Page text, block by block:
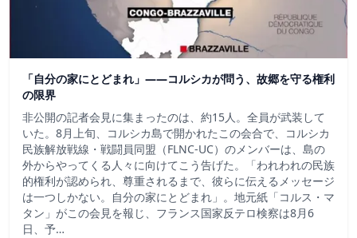
「自分の家にとどまれ」——コルシカが問う、故郷を守る権利
の限界
非公開の記者会見に集まったのは、約15人。全員が武装して
いた。8月上旬、コルシカ島で開かれたこの会合で、コルシカ
民族解放戦線・戦闘員同盟（FLNC-UC）のメンバーは、島の
外からやってくる人々に向けてこう告げた。「われわれの民族
的権利が認められ、尊重されるまで、彼らに伝えるメッセージ
は一つしかない。自分の家にとどまれ」。地元紙「コルス・マ
タン」がこの会見を報じ、フランス国家反テロ検察は8月6
日、予…